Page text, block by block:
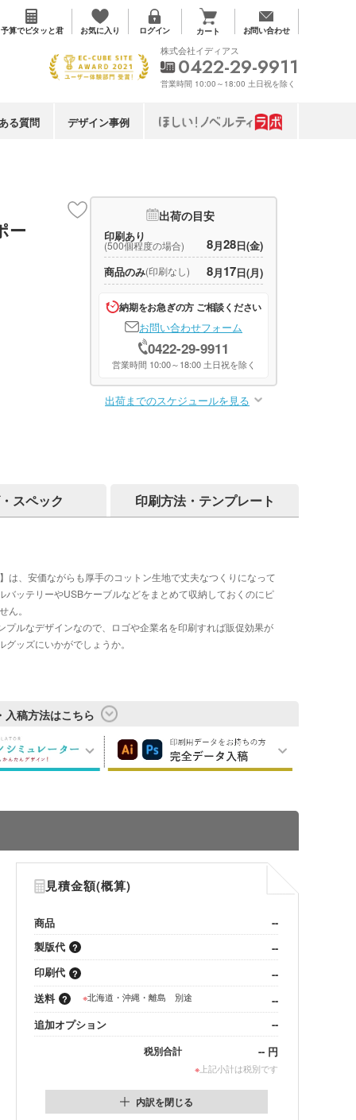
予算でピタッと君 お気に入り ログイン カート お問い合わせ
る質問 デザイン事例
株式会社イディアス
0422-29-9911
営業時間 10:00～18:00 土日祝を除く
ー
出荷の目安
印刷あり
(500個程度の場合) 8月28日(金)
商品のみ(印刷なし) 8月17日(月)
納期をお急ぎの方 ご相談ください
お問い合わせフォーム
0422-29-9911
営業時間 10:00～18:00 土日祝を除く
出荷までのスケジュールを見る
スペック 印刷方法・テンプレート
、安価ながらも厚手のコットン生地で丈夫なつくりになって
ッテリーやUSBケーブルなどをまとめて収納しておくのにピ
ん。
ルなデザインなので、ロゴや企業名を印刷すれば販促効果が
ッズにいかがでしょうか。
入稿方法はこちら
見積金額(概算)
商品
--
製版代
--
印刷代
--
送料
※北海道・沖縄・離島 別途
--
追加オプション
--
税別合計 -- 円
※ 上記小計は税別です
内訳を閉じる